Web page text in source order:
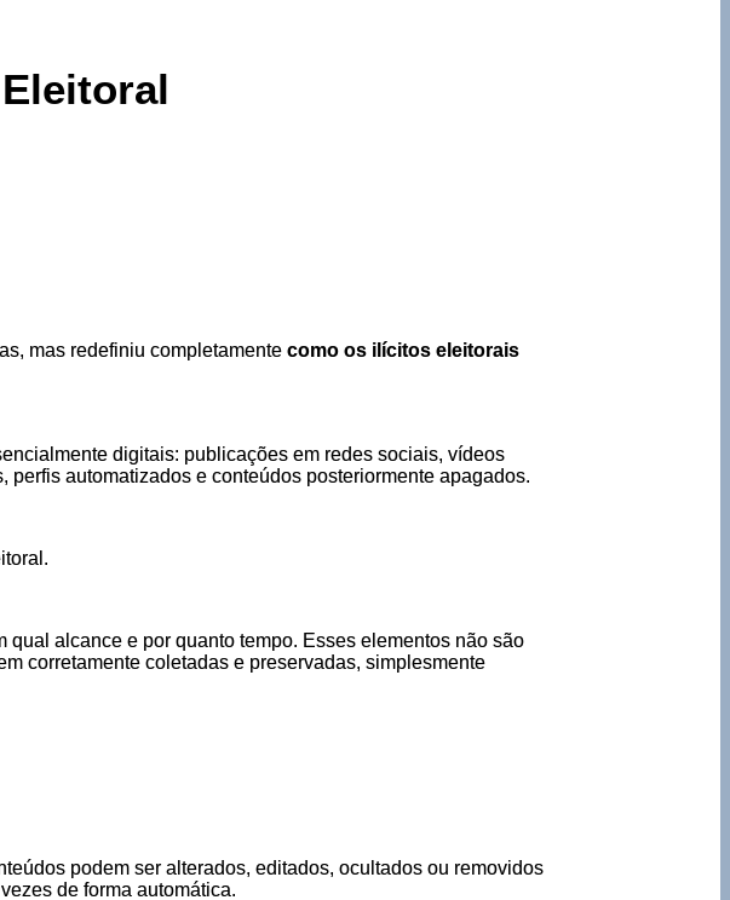
mas redefiniu completamente como os ilícitos eleitorais
digitais: publicações em redes sociais, vídeos
automatizados e conteúdos posteriormente apagados.
qual alcance e por quanto tempo. Esses elementos não são
corretamente coletadas e preservadas, simplesmente
podem ser alterados, editados, ocultados ou removidos
de forma automática.